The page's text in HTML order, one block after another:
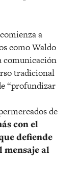
a
como Waldo
comunicación
tradicional
“profundizar
de
con el
defiende
mensaje al